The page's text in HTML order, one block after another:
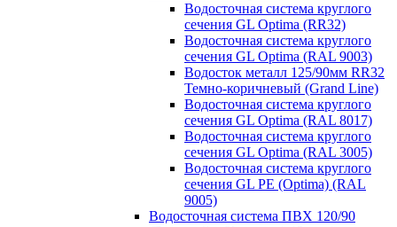
Водосточная система круглого
сечения GL Optima (RR32)
Водосточная система круглого
сечения GL Optima (RAL 9003)
Водосток металл 125/90мм RR32
Темно-коричневый (Grand Line)
Водосточная система круглого
сечения GL Optima (RAL 8017)
Водосточная система круглого
сечения GL Optima (RAL 3005)
Водосточная система круглого
сечения GL PE (Optima) (RAL
9005)
Водосточная система ПВХ 120/90